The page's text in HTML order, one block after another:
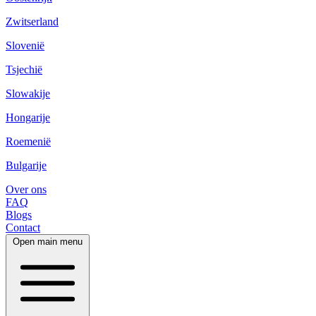
Zwitserland
Slovenië
Tsjechië
Slowakije
Hongarije
Roemenië
Bulgarije
Over ons
FAQ
Blogs
Contact
Open main menu